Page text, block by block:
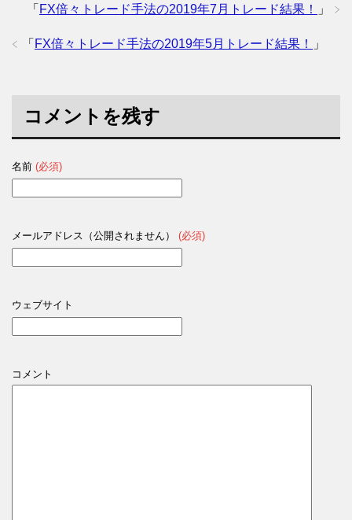
「 FX倍々トレード手法の2019年7月トレード結果！ 」
「 FX倍々トレード手法の2019年5月トレード結果！ 」
コメントを残す
名前 (必須)
メールアドレス（公開されません） (必須)
ウェブサイト
コメント